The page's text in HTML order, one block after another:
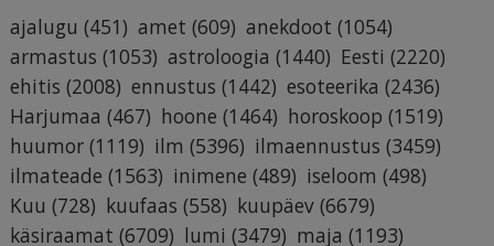
ajalugu (451) amet (609) anekdoot (1054)
armastus (1053) astroloogia (1440) Eesti (2220)
ehitis (2008) ennustus (1442) esoteerika (2436)
Harjumaa (467) hoone (1464) horoskoop (1519)
huumor (1119) ilm (5396) ilmaennustus (3459)
ilmateade (1563) inimene (489) iseloom (498)
Kuu (728) kuufaas (558) kuupäev (6679)
käsiraamat (6709) lumi (3479) maja (1193)